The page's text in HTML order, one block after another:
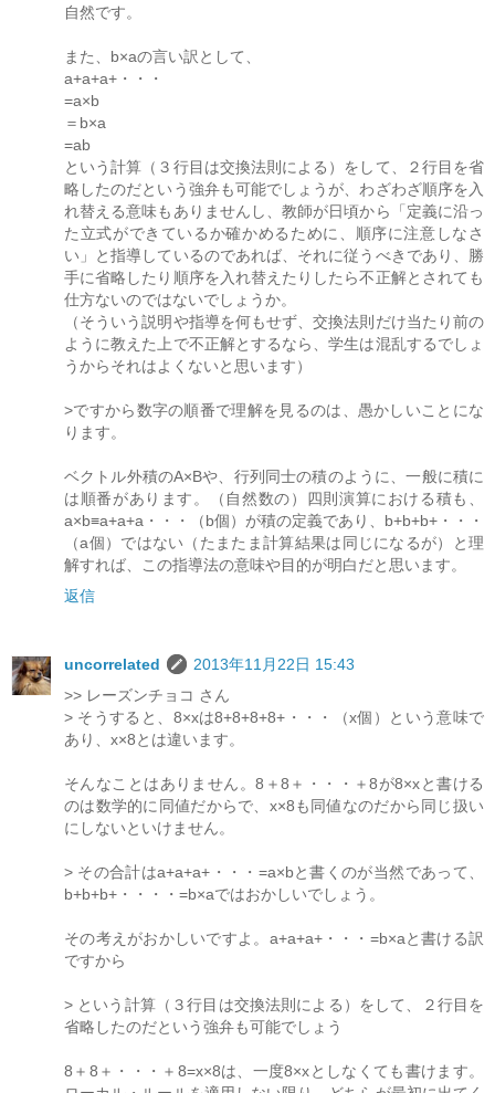
自然です。
また、b×aの言い訳として、
a+a+a+・・・
=a×b
＝b×a
=ab
という計算（３行目は交換法則による）をして、２行目を省
略したのだという強弁も可能でしょうが、わざわざ順序を入
れ替える意味もありませんし、教師が日頃から「定義に沿っ
た立式ができているか確かめるために、順序に注意しなさ
い」と指導しているのであれば、それに従うべきであり、勝
手に省略したり順序を入れ替えたりしたら不正解とされても
仕方ないのではないでしょうか。
（そういう説明や指導を何もせず、交換法則だけ当たり前の
ように教えた上で不正解とするなら、学生は混乱するでしょ
うからそれはよくないと思います）
>ですから数字の順番で理解を見るのは、愚かしいことにな
ります。
ベクトル外積のA×Bや、行列同士の積のように、一般に積に
は順番があります。（自然数の）四則演算における積も、
a×b≡a+a+a・・・（b個）が積の定義であり、b+b+b+・・・
（a個）ではない（たまたま計算結果は同じになるが）と理
解すれば、この指導法の意味や目的が明白だと思います。
返信
uncorrelated
2013年11月22日 15:43
>> レーズンチョコ さん
> そうすると、8×xは8+8+8+8+・・・（x個）という意味で
あり、x×8とは違います。
そんなことはありません。8＋8＋・・・＋8が8×xと書ける
のは数学的に同値だからで、x×8も同値なのだから同じ扱い
にしないといけません。
> その合計はa+a+a+・・・=a×bと書くのが当然であって、
b+b+b+・・・・=b×aではおかしいでしょう。
その考えがおかしいですよ。a+a+a+・・・=b×aと書ける訳
ですから
> という計算（３行目は交換法則による）をして、２行目を
省略したのだという強弁も可能でしょう
8＋8＋・・・＋8=x×8は、一度8×xとしなくても書けます。